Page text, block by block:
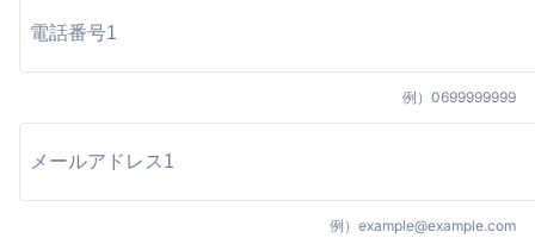
例） 0699999999
例） example@example.com